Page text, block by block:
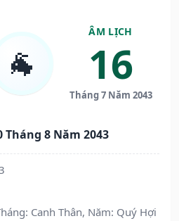
🐐
ÂM LỊCH
16
Tháng 7 Năm 2043
8 Năm 2043
Canh Thân, Năm: Quý Hợi